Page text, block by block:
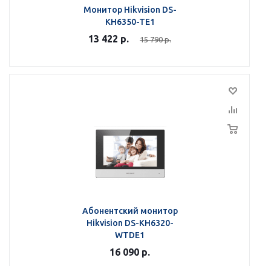
Монитор Hikvision DS-
KH6350-TE1
13 422 р. 15 790р.
Абонентский монитор
Hikvision DS-KH6320-
WTDE1
16 090 р.